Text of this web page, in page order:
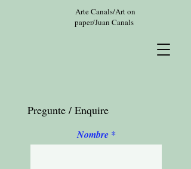
Arte Canals/Art on
paper/Juan Canals
Pregunte / Enquire
Nombre